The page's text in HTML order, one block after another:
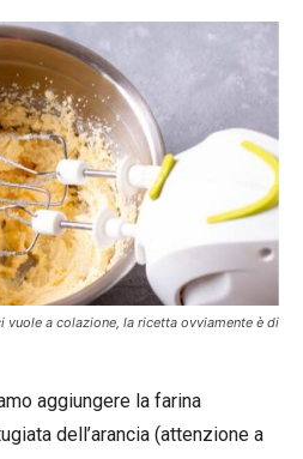
a colazione, la ricetta ovviamente è di
aggiungere la farina
dell’arancia (attenzione a